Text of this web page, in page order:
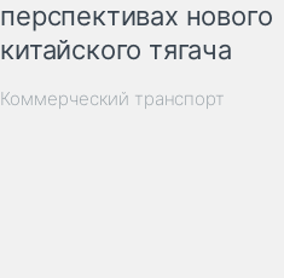
перспективах нового
китайского тягача
Коммерческий транспорт